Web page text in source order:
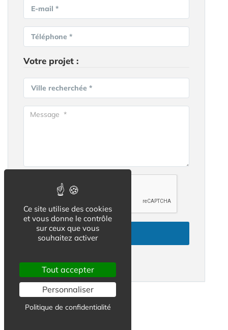
E-mail *
Téléphone *
Votre projet :
Ville recherchée *
Envoyer
Conditions d'utilisation
A lire aussi
Ce site utilise des cookies
et vous donne le contrôle
sur ceux que vous
souhaitez activer
Tout accepter
Personnaliser
Politique de confidentialité